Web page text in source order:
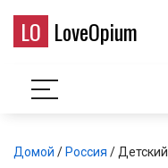
LO LoveOpium
Домой / Россия /